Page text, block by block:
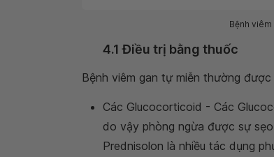
Bệnh
4.1 Điều trị bằng thuốc
Bệnh viêm gan tự miễn thường
Các Glucocorticoid - Các
do vậy phòng ngừa được sự
Prednisolon là nhiều tác dụng